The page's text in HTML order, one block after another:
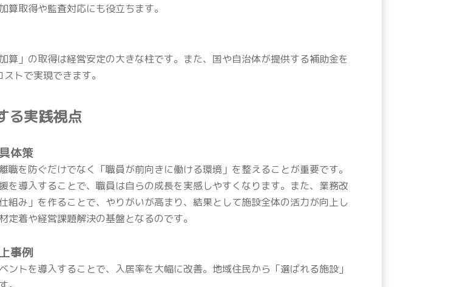
取得や監査対応にも役立ちます。
算」の取得は経営安定の大きな柱です。また、国や自治体が提供する補助金を
トで実現できます。
る実践視点
体策
を防ぐだけでなく「職員が前向きに働ける環境」を整えることが重要です。
を導入することで、職員は自らの成長を実感しやすくなります。また、業務改
組み」を作ることで、やりがいが高まり、結果として施設全体の活力が向上し
着や経営課題解決の基盤となるのです。
事例
ントを導入することで、入居率を大幅に改善。地域住民から「選ばれる施設」